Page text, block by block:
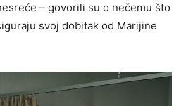
– govorili su o nečemu što
svoj dobitak od Marijine